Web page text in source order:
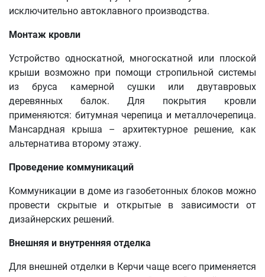
исключительно автоклавного производства.
Монтаж кровли
Устройство односкатной, многоскатной или плоской
крыши возможно при помощи стропильной системы
из бруса камерной сушки или двутавровых
деревянных балок. Для покрытия кровли
применяются: битумная черепица и металлочерепица.
Мансардная крыша – архитектурное решение, как
альтернатива второму этажу.
Проведение коммуникаций
Коммуникации в доме из газобетонных блоков можно
провести скрытые и открытые в зависимости от
дизайнерских решений.
Внешняя и внутренняя отделка
Для внешней отделки в Керчи чаще всего применяется